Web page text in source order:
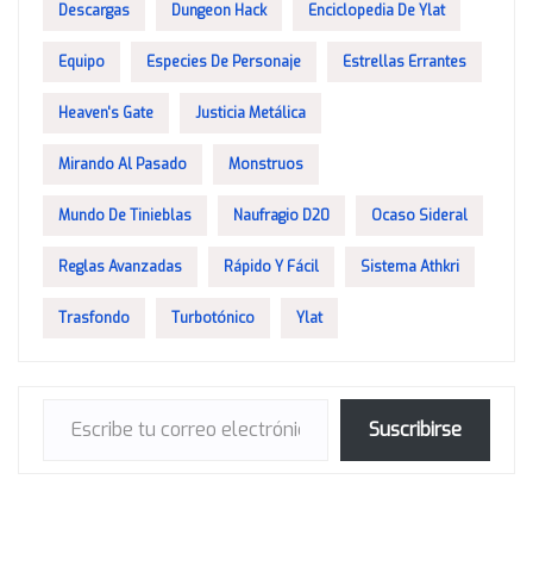
Descargas Dungeon Hack Enciclopedia De Ylat
Equipo Especies De Personaje Estrellas Errantes
Heaven's Gate Justicia Metálica
Mirando Al Pasado Monstruos
Mundo De Tinieblas Naufragio D20 Ocaso Sideral
Reglas Avanzadas Rápido Y Fácil Sistema Athkri
Trasfondo Turbotónico Ylat
Suscribirse